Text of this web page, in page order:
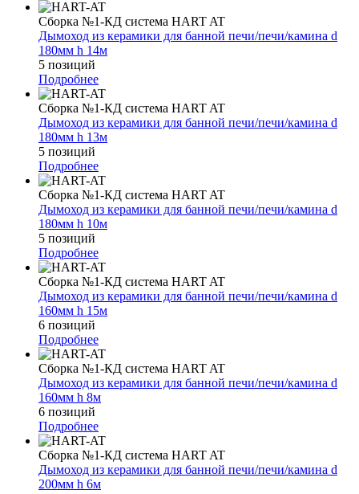
Сборка №1-КД система HART AT
Дымоход из керамики для банной печи/печи/камина d
180мм h 14м
5 позиций
Подробнее
Сборка №1-КД система HART AT
Дымоход из керамики для банной печи/печи/камина d
180мм h 13м
5 позиций
Подробнее
Сборка №1-КД система HART AT
Дымоход из керамики для банной печи/печи/камина d
180мм h 10м
5 позиций
Подробнее
Сборка №1-КД система HART AT
Дымоход из керамики для банной печи/печи/камина d
160мм h 15м
6 позиций
Подробнее
Сборка №1-КД система HART AT
Дымоход из керамики для банной печи/печи/камина d
160мм h 8м
6 позиций
Подробнее
Сборка №1-КД система HART AT
Дымоход из керамики для банной печи/печи/камина d
200мм h 6м